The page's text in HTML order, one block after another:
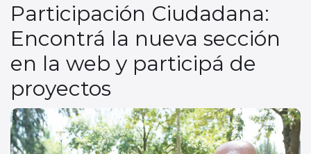
Participación Ciudadana:
Encontrá la nueva sección
en la web y participá de
proyectos